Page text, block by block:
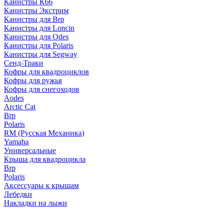
Канистры К66
Канистры Экстрим
Канистры для Brp
Канистры для Loncin
Канистры для Odes
Канистры для Polaris
Канистры для Segway
Сенд-Траки
Кофры для квадроциклов
Кофры для ружья
Кофры для снегоходов
Aodes
Arctic Cat
Brp
Polaris
RM (Русская Механика)
Yamaha
Универсальные
Крыша для квадроцикла
Brp
Polaris
Аксессуары к крышам
Лебедки
Накладки на лыжи